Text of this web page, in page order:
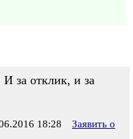
за отклик, и за
18:28
Заявить о